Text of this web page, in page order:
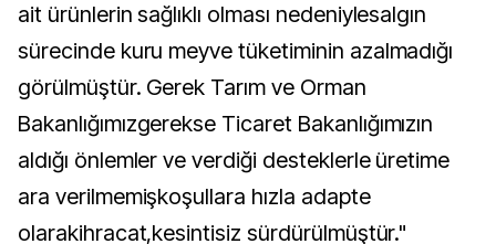
ait ürünlerin sağlıklı olması nedeniylesalgın
sürecinde kuru meyve tüketiminin azalmadığı
görülmüştür. Gerek Tarım ve Orman
Bakanlığımızgerekse Ticaret Bakanlığımızın
aldığı önlemler ve verdiği desteklerle üretime
ara verilmemişkoşullara hızla adapte
olarakihracat,kesintisiz sürdürülmüştür."